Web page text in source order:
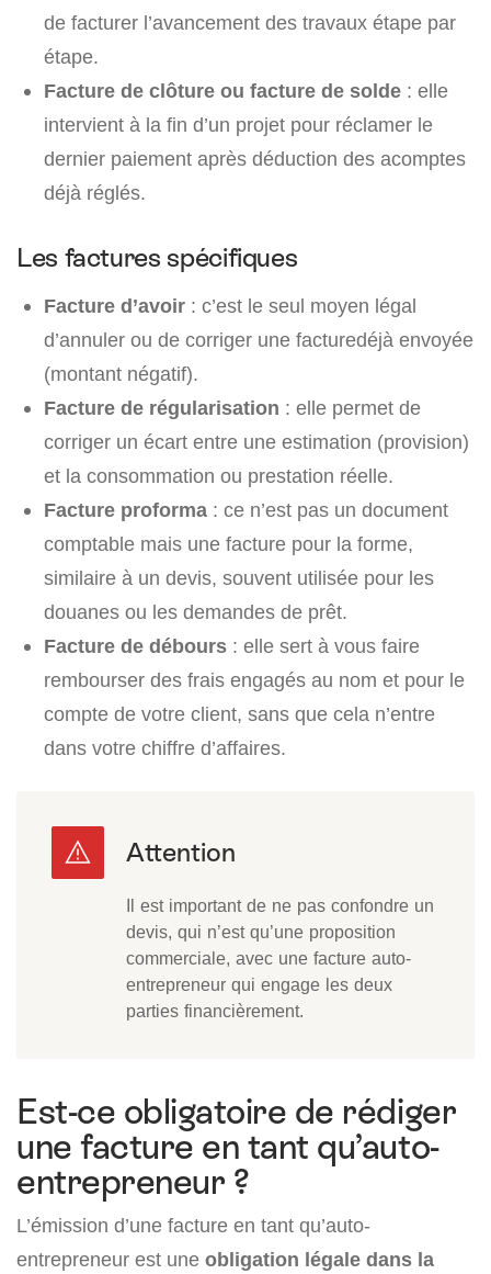
de facturer l’avancement des travaux étape par
étape.
Facture de clôture ou facture de solde : elle
intervient à la fin d’un projet pour réclamer le
dernier paiement après déduction des acomptes
déjà réglés.
Les factures spécifiques
Facture d’avoir : c’est le seul moyen légal
d’annuler ou de corriger une facturedéjà envoyée
(montant négatif).
Facture de régularisation : elle permet de
corriger un écart entre une estimation (provision)
et la consommation ou prestation réelle.
Facture proforma : ce n’est pas un document
comptable mais une facture pour la forme,
similaire à un devis, souvent utilisée pour les
douanes ou les demandes de prêt.
Facture de débours : elle sert à vous faire
rembourser des frais engagés au nom et pour le
compte de votre client, sans que cela n’entre
dans votre chiffre d’affaires.
Il est important de ne pas confondre un
devis, qui n’est qu’une proposition
commerciale, avec une facture auto-
entrepreneur qui engage les deux
parties financièrement.
Est-ce obligatoire de rédiger
une facture en tant qu’auto-
entrepreneur ?
L’émission d’une facture en tant qu’auto-
entrepreneur est une obligation légale dans la